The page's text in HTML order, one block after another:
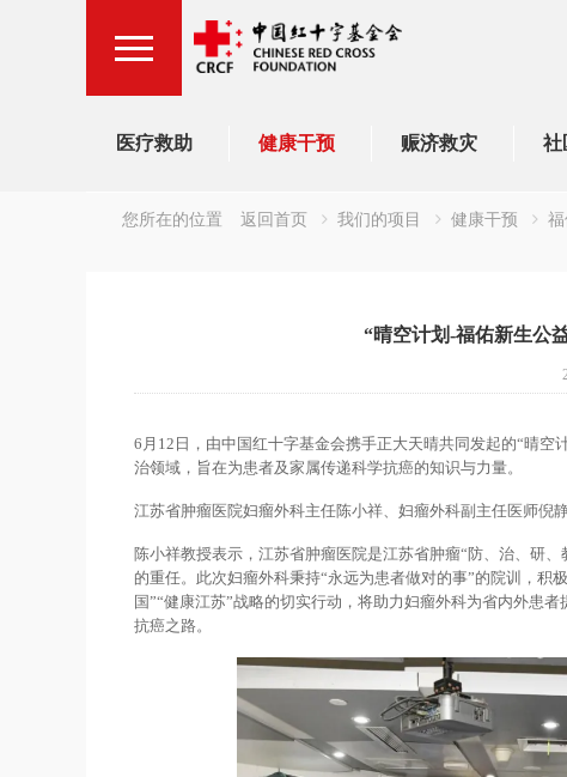
医疗救助 健康干预 赈济救灾 社
您所在的位置 返回首页 我们的项目 健康干预
“晴空计划-福佑新生公
6月12日，由中国红十字基金会携手正大天晴共同发起的“晴
治领域，旨在为患者及家属传递科学抗癌的知识与力量。
江苏省肿瘤医院妇瘤外科主任陈小祥、妇瘤外科副主任医师倪
陈小祥教授表示，江苏省肿瘤医院是江苏省肿瘤“防、治、研
的重任。此次妇瘤外科秉持“永远为患者做对的事”的院训，积
国”“健康江苏”战略的切实行动，将助力妇瘤外科为省内外患
抗癌之路。